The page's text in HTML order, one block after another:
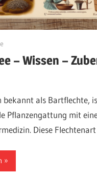
– Wissen –
bekannt als Bartflechte,
Pflanzengattung mit
Diese